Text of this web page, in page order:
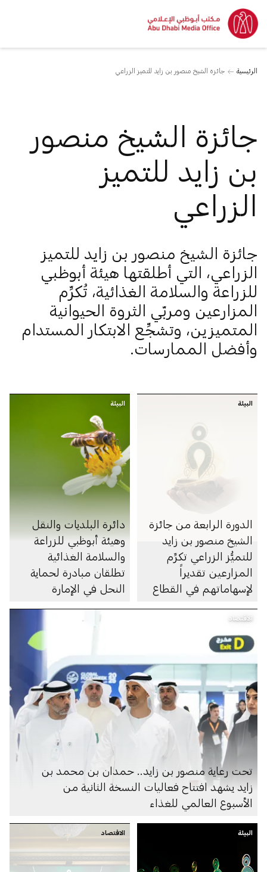
الرئيسية جائزة الشيخ منصور بن زايد للتميز الزراعي
جائزة الشيخ منصور
بن زايد للتميز
الزراعي
جائزة الشيخ منصور بن زايد للتميز
الزراعي، التي أطلقتها هيئة أبوظبي
للزراعة والسلامة الغذائية، تُكرِّم
المزارعين ومربّي الثروة الحيوانية
المتميزين، وتشجِّع الابتكار المستدام
وأفضل الممارسات.
البيئة
الدورة الرابعة من جائزة
الشيخ منصور بن زايد
للتميُّز الزراعي تكرِّم
المزارعين تقديراً
لإسهاماتهم في القطاع
البيئة
دائرة البلديات والنقل
وهيئة أبوظبي للزراعة
والسلامة الغذائية
تطلقان مبادرة لحماية
النحل في الإمارة
الاقتصاد
تحت رعاية منصور بن زايد.. حمدان بن محمد بن
زايد يشهد افتتاح فعاليات النسخة الثانية من
الأسبوع العالمي للغذاء
البيئة الاقتصاد